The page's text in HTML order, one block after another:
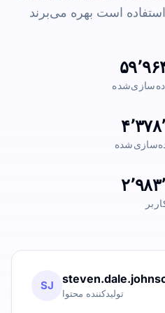
SJ
تولیدکننده محتوا